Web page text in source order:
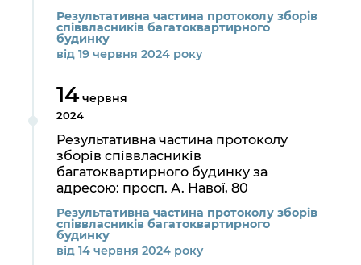
Результативна частина протоколу зборів
співвласників багатоквартирного
будинку
від 19 червня 2024 року
14 червня
2024
Результативна частина протоколу
зборів співвласників
багатоквартирного будинку за
адресою: просп. А. Навої, 80
Результативна частина протоколу зборів
співвласників багатоквартирного
будинку
від 14 червня 2024 року